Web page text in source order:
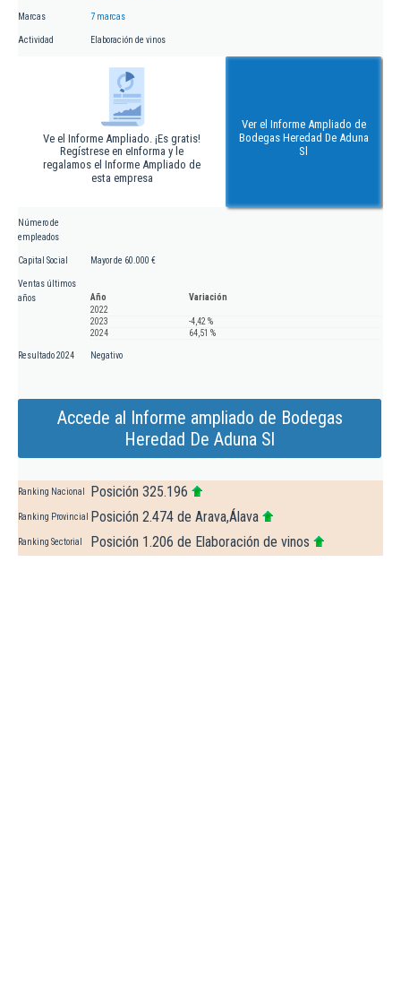
Marcas 7 marcas
Actividad Elaboración de vinos
Ve el Informe Ampliado. ¡Es gratis!
Regístrese en eInforma y le
regalamos el Informe Ampliado de
esta empresa
Ver el Informe Ampliado de
Bodegas Heredad De Aduna
Sl
Número de
empleados
Capital Social Mayor de 60.000 €
Ventas últimos
años
Año
Variación
2022
2023
-4,42 %
2024
64,51 %
Resultado 2024 Negativo
Accede al Informe ampliado de Bodegas
Heredad De Aduna Sl
Ranking Nacional Posición 325.196
Ranking Provincial Posición 2.474 de Arava,Álava
Ranking Sectorial Posición 1.206 de Elaboración de vinos